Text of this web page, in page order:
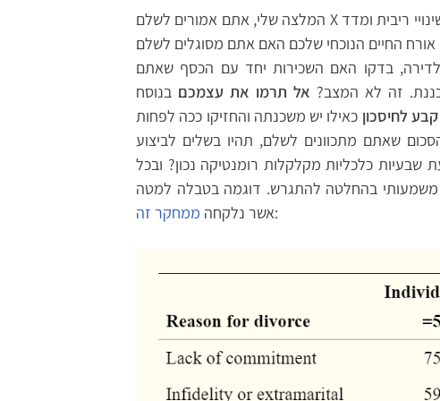
המלצה שלי, אתם אמורים לשלם X שקלים עבור המשכנתה המתוכננת? בידקו עם הנחות שינויי ריבית ומדד
החיים הנוכחי שלכם האם אתם מסוגלים לשלם
בדקו האם השכירות יחד עם הכסף שאתם
זה לא המצב? אל תרמו את עצמכם בנוסח
לחיסכון כאילו יש משכנתה והחזיקו ככה לפחות
שאתם מתכוונים לשלם, תהיו בשלים לביצוע
כלכליות מקלקלות רומנטיקה נכון? ובכל
משמעותי בהחלטה להתגרש. דוגמה בטבלה למטה
אשר נלקחה ממחקר זה :